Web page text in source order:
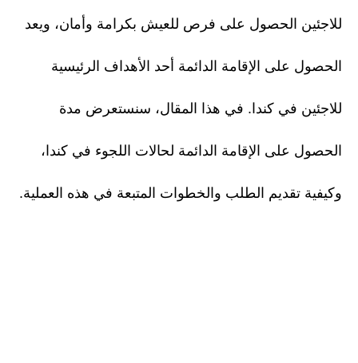
للاجئين الحصول على فرص للعيش بكرامة وأمان، ويعد
الحصول على الإقامة الدائمة أحد الأهداف الرئيسية
للاجئين في كندا. في هذا المقال، سنستعرض مدة
الحصول على الإقامة الدائمة لحالات اللجوء في كندا،
وكيفية تقديم الطلب والخطوات المتبعة في هذه العملية.